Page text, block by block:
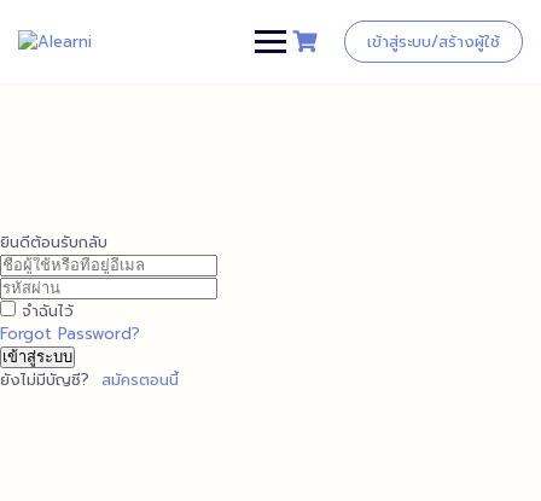
content
เข้าสู่ระบบ/สร้างผู้ใช้
ยินดีต้อนรับกลับ
จำฉันไว้
Forgot Password?
เข้าสู่ระบบ
ยังไม่มีบัญชี? สมัครตอนนี้